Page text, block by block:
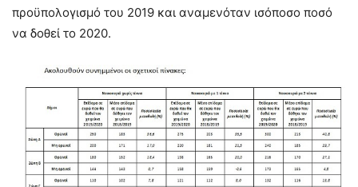
προϋπολογισμό του 2019 και αναμενόταν ισόποσο ποσό
να δοθεί το 2020.